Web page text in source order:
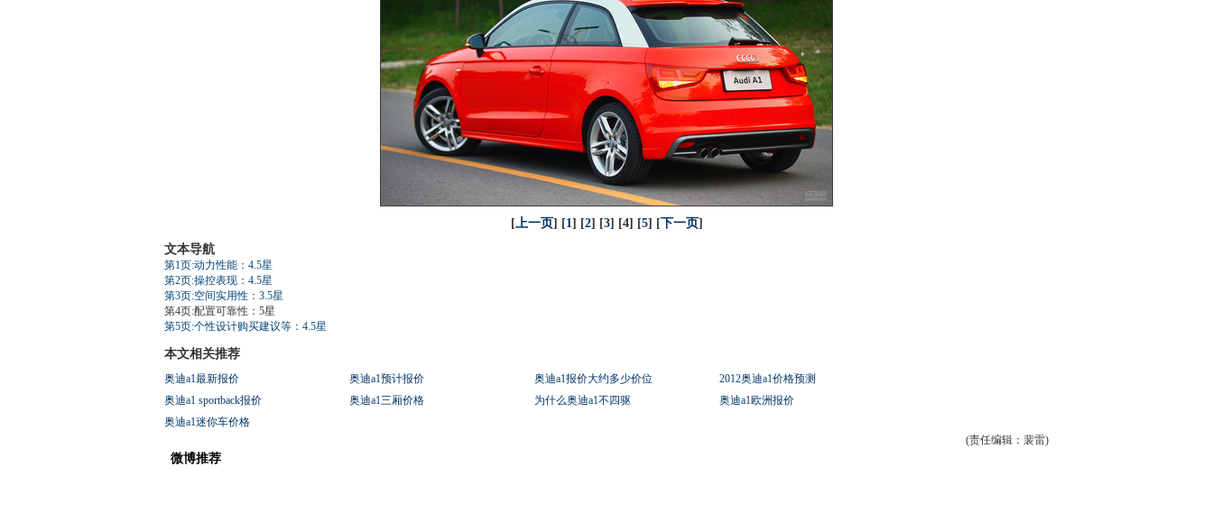
[上一页] [1] [2] [3] [4] [5] [下一页]
文本导航
第1页:动力性能：4.5星
第2页:操控表现：4.5星
第3页:空间实用性：3.5星
第4页:配置可靠性：5星
第5页:个性设计购买建议等：4.5星
本文相关推荐
奥迪a1最新报价 奥迪a1预计报价 奥迪a1报价大约多少价位
2012奥迪a1价格预测
奥迪a1 sportback报价
奥迪a1三厢价格 为什么奥迪a1不四驱
奥迪a1欧洲报价
奥迪a1迷你车价格
(责任编辑：裴雷)
微博推荐